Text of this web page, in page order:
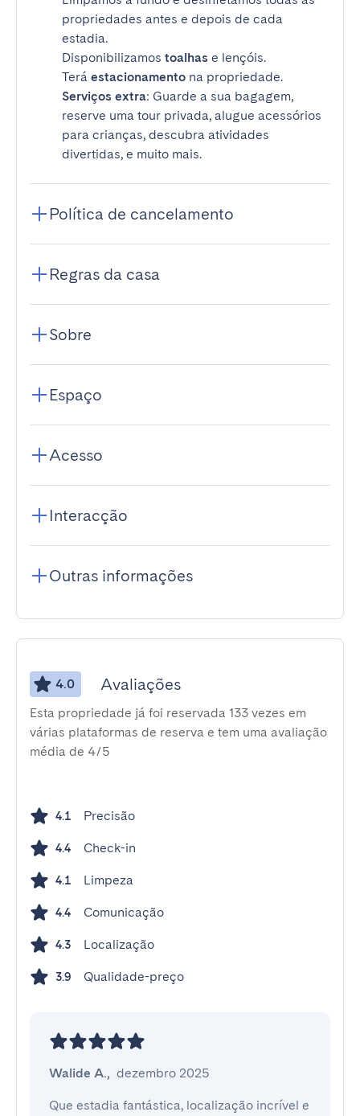
propriedades antes e depois de cada
estadia.
Disponibilizamos toalhas e lençóis.
Terá estacionamento na propriedade.
Serviços extra: Guarde a sua bagagem,
reserve uma tour privada, alugue acessórios
para crianças, descubra atividades
divertidas, e muito mais.
Política de cancelamento
Regras da casa
Sobre
Espaço
Acesso
Interacção
Outras informações
4.0 Avaliações
Esta propriedade já foi reservada 133 vezes em
várias plataformas de reserva e tem uma avaliação
média de 4/5
4.1 Precisão
4.4 Check-in
4.1 Limpeza
4.4 Comunicação
4.3 Localização
3.9 Qualidade-preço
Walide A., dezembro 2025
Que estadia fantástica, localização incrível e